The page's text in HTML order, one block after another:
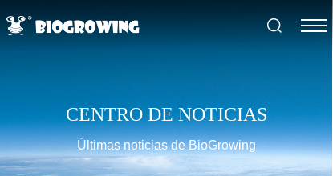
CENTRO DE NOTICIAS
Últimas noticias de BioGrowing